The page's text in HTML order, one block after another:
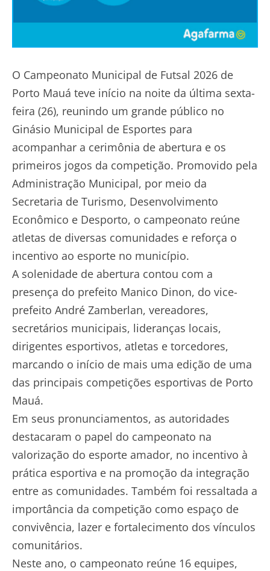
O Campeonato Municipal de Futsal 2026 de
Porto Mauá teve início na noite da última sexta-
feira (26), reunindo um grande público no
Ginásio Municipal de Esportes para
acompanhar a cerimônia de abertura e os
primeiros jogos da competição. Promovido pela
Administração Municipal, por meio da
Secretaria de Turismo, Desenvolvimento
Econômico e Desporto, o campeonato reúne
atletas de diversas comunidades e reforça o
incentivo ao esporte no município.
A solenidade de abertura contou com a
presença do prefeito Manico Dinon, do vice-
prefeito André Zamberlan, vereadores,
secretários municipais, lideranças locais,
dirigentes esportivos, atletas e torcedores,
marcando o início de mais uma edição de uma
das principais competições esportivas de Porto
Mauá.
Em seus pronunciamentos, as autoridades
destacaram o papel do campeonato na
valorização do esporte amador, no incentivo à
prática esportiva e na promoção da integração
entre as comunidades. Também foi ressaltada a
importância da competição como espaço de
convivência, lazer e fortalecimento dos vínculos
comunitários.
Neste ano, o campeonato reúne 16 equipes,